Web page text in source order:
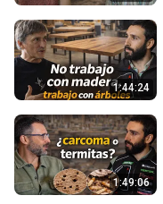
1:44:24
1:49:06